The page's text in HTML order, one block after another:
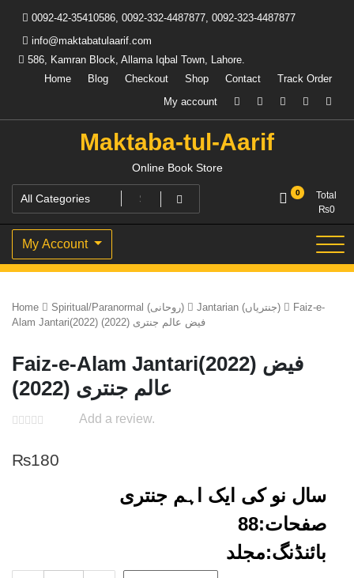
content
0092-42-35410586, 0092-332-4487877, 0092-323-4487877
info@maktabatulaarif.com
586, Kamran Block, Allama Iqbal Town, Lahore.
Home
Blog Checkout Shop Contact
Track Order
My account
Maktaba-tul-Aarif
Online Book Store
0
Total
₨0
My Account
Home Spiritual/Paranormal (روحانی) Jantarian (جنتریاں)
Faiz-e-
Alam Jantari(2022) فیض عالم جنتری (2022)
Faiz-e-Alam Jantari(2022) فیض
عالم جنتری (2022)
Add a review.
₨180
سال نو کی ایک اہم جنتری
صفحات:88
بائنڈنگ:مجلد